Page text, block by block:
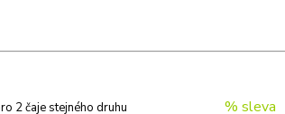
pro 2 čaje stejného druhu % sleva